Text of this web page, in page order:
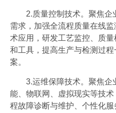
2.质量控制技术。聚焦企
需求，加强全流程质量在线
术应用，研发工艺监控、质
和工具，提高生产与检测过
案。
3.运维保障技术。聚焦企
能、物联网、虚拟现实等技
程故障诊断与维护、个性化